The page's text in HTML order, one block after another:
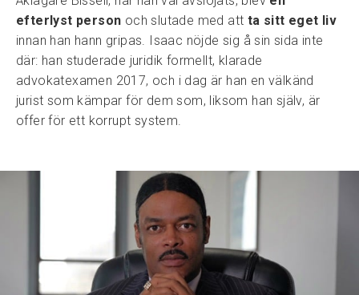
efterlyst person och slutade med att ta sitt eget liv
innan han hann gripas. Isaac nöjde sig å sin sida inte
där: han studerade juridik formellt, klarade
advokatexamen 2017, och i dag är han en välkänd
jurist som kämpar för dem som, liksom han själv, är
offer för ett korrupt system.